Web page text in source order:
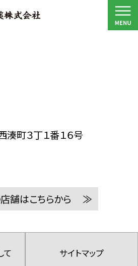
町３丁１番１６号
舗はこちらから
て サイトマップ